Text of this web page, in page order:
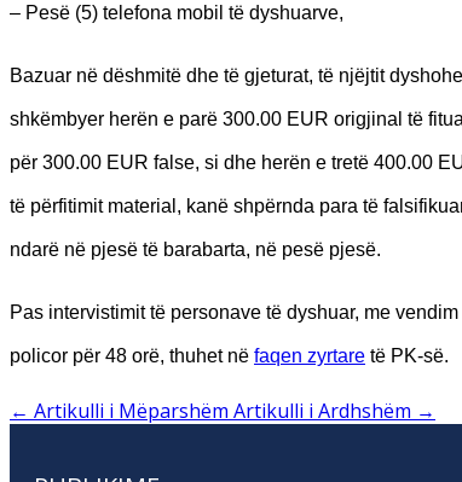
– Pesë (5) telefona mobil të dyshuarve,
Bazuar në dëshmitë dhe të gjeturat, të njëjtit
shkëmbyer herën e parë 300.00 EUR origjinal të
për 300.00 EUR false, si dhe herën e tretë 400.00
të përfitimit material, kanë shpërnda para të
ndarë në pjesë të barabarta, në pesë pjesë.
Pas intervistimit të personave të dyshuar, me
policor për 48 orë, thuhet në faqen zyrtare të PK-së.
← Artikulli i Mëparshëm Artikulli i Ardhshëm →